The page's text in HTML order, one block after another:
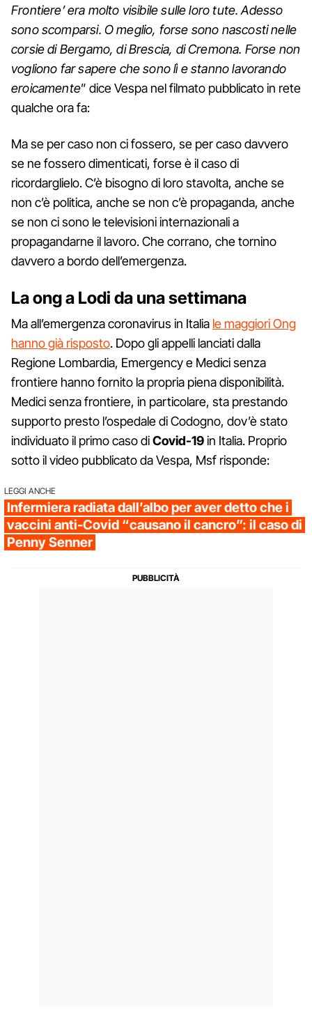
Frontiere’ era molto visibile sulle loro tute. Adesso
sono scomparsi. O meglio, forse sono nascosti nelle
corsie di Bergamo, di Brescia, di Cremona. Forse non
vogliono far sapere che sono lì e stanno lavorando
eroicamente” dice Vespa nel filmato pubblicato in rete
qualche ora fa:
Ma se per caso non ci fossero, se per caso davvero
se ne fossero dimenticati, forse è il caso di
ricordarglielo. C’è bisogno di loro stavolta, anche se
non c’è politica, anche se non c’è propaganda, anche
se non ci sono le televisioni internazionali a
propagandarne il lavoro. Che corrano, che tornino
davvero a bordo dell’emergenza.
La ong a Lodi da una settimana
Ma all’emergenza coronavirus in Italia le maggiori Ong
hanno già risposto. Dopo gli appelli lanciati dalla
Regione Lombardia, Emergency e Medici senza
frontiere hanno fornito la propria piena disponibilità.
Medici senza frontiere, in particolare, sta prestando
supporto presto l’ospedale di Codogno, dov’è stato
individuato il primo caso diCovid-19in Italia. Proprio
sotto il video pubblicato da Vespa, Msf risponde:
LEGGI ANCHE
Infermiera radiata dall’albo per aver detto che i
vaccini anti-Covid “causano il cancro”: il caso di
Penny Senner